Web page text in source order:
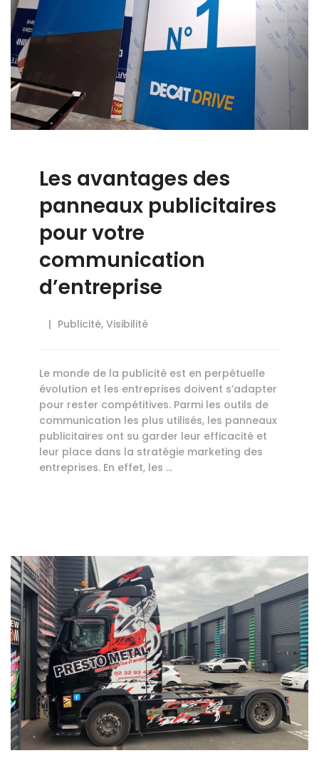
Les avantages des
panneaux publicitaires
pour votre
communication
d’entreprise
Publicité, Visibilité
Le monde de la publicité est en perpétuelle
évolution et les entreprises doivent s’adapter
pour rester compétitives. Parmi les outils de
communication les plus utilisés, les panneaux
publicitaires ont su garder leur efficacité et
leur place dans la stratégie marketing des
entreprises. En effet, les …